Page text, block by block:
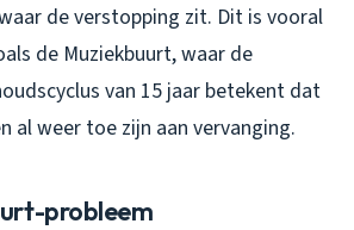
de verstopping zit. Dit is vooral
de Muziekbuurt, waar de
van 15 jaar betekent dat
al weer toe zijn aan vervanging.
probleem